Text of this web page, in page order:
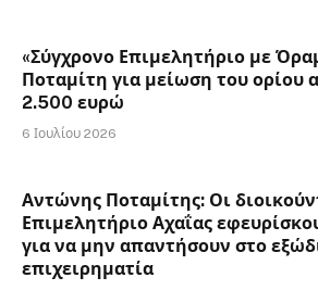
«Σύγχρονο Επιμελητήριο με
Ποταμίτη για μείωση του ορίου
2.500 ευρώ
6 Ιουλίου 2026
Αντώνης Ποταμίτης: Οι
Επιμελητήριο Αχαΐας
για να μην απαντήσουν στο
επιχειρηματία